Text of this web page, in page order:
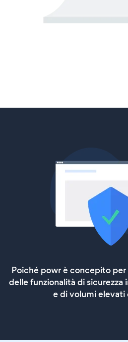
Poiché powr è concepito
delle funzionalità di
e di volumi elevati